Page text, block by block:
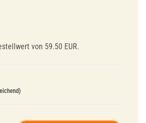
von 59.50 EUR.